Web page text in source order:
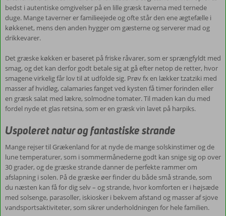
de
største
og
mest
naturattraktioner,
finder
du
Samaria-
kløften
på
som
en
16
km
lang
kløft,
hvor
du
bedst i autentiske omgivelser på en lille græsk taverna med ternede
duge. Mange taverner er familieejede og ofte står den ene ægtefælle i
køkkenet, mens den anden hygger om gæsterne og serverer mad og
drikkevarer.
Det græske køkken er baseret på friske råvarer, som er sprængfyldt med
smag, og det kan derfor godt betale sig at gå efter netop de retter, hvor
smagene virkelig får lov til at udfolde sig. Prøv fx en lækker tzatziki med
masser af hvidløg, calamaries fanget ved kysten få timer forinden eller
en græsk salat med lækre, solmodne tomater. Til maden kan du med
fordel nyde et glas retsina, som er en græsk vin lavet på harpiks.
Uspoleret natur og fantastiske strande
Mange rejser til Grækenland for at nyde de mange solskinstimer og de
lune temperaturer, som i sommermånederne godt kan snige sig op over
30 grader, og de græske strande danner de perfekte rammer om
afslapning i solen. På de græske øer finder du både små strande, som
du næsten kan få for dig selv – og strande, hvor komforten er i højsæde
med solsenge, parasoller, iskiosker i bekvem afstand og masser af sjove
vandsportsaktiviteter, som sikrer underholdningen for hele familien.